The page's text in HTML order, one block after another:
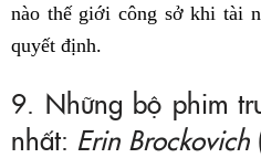
nào thế giới công sở khi tài
quyết định.
9. Những bộ phim
nhất: Erin Brockovich